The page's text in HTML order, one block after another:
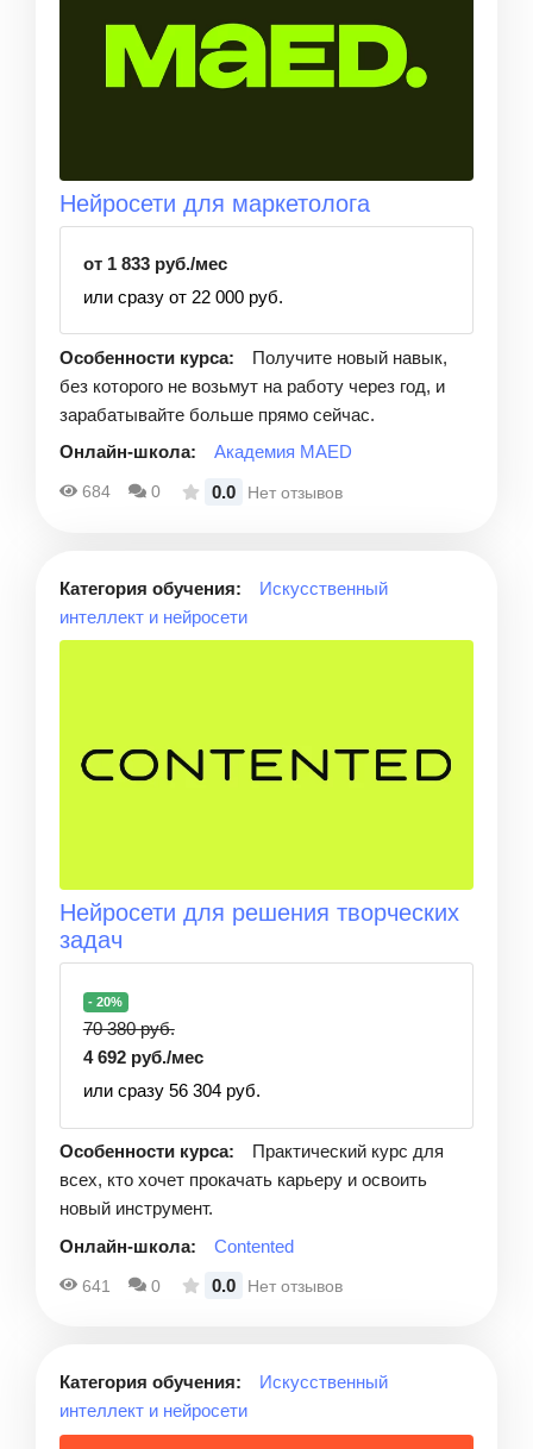
Нейросети для маркетолога
от 1 833 руб./мес
или сразу от 22 000 руб.
Особенности курса:
Получите новый навык,
без которого не возьмут на работу через год, и
зарабатывайте больше прямо сейчас.
Онлайн-школа:
Академия MAED
684 0 0.0 Нет отзывов
Категория обучения:
Искусственный
интеллект и нейросети
Нейросети для решения творческих
задач
- 20%
70 380 руб.
4 692 руб./мес
или сразу 56 304 руб.
Особенности курса:
Практический курс для
всех, кто хочет прокачать карьеру и освоить
новый инструмент.
Онлайн-школа:
Contented
641 0 0.0 Нет отзывов
Категория обучения:
Искусственный
интеллект и нейросети